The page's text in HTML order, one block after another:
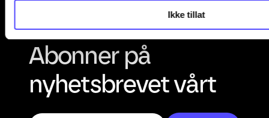
Ikke tillat
Abonner på
nyhetsbrevet vårt